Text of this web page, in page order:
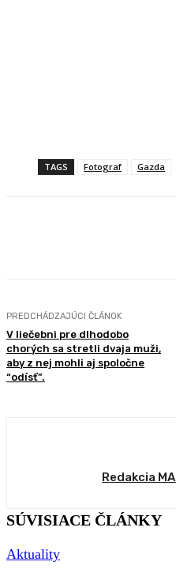
TAGS Fotograf Gazda
PREDCHÁDZAJÚCI ČLÁNOK
V liečebni pre dlhodobo
chorých sa stretli dvaja muži,
aby z nej mohli aj spoločne
“odísť”.
Redakcia
SÚVISIACE ČLÁNKY
Aktuality